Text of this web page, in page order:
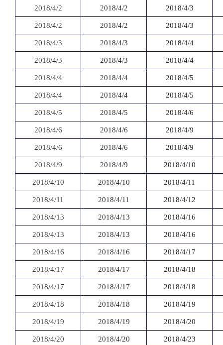
2018/4/2 2018/4/2 2018/4/3
2018/4/2 2018/4/2 2018/4/3
2018/4/3 2018/4/3 2018/4/4
2018/4/3 2018/4/3 2018/4/4
2018/4/4 2018/4/4 2018/4/5
2018/4/4 2018/4/4 2018/4/5
2018/4/5 2018/4/5 2018/4/6
2018/4/6 2018/4/6 2018/4/9
2018/4/6 2018/4/6 2018/4/9
2018/4/9 2018/4/9 2018/4/10
2018/4/10 2018/4/10 2018/4/11
2018/4/11 2018/4/11 2018/4/12
2018/4/13 2018/4/13 2018/4/16
2018/4/13 2018/4/13 2018/4/16
2018/4/16 2018/4/16 2018/4/17
2018/4/17 2018/4/17 2018/4/18
2018/4/17 2018/4/17 2018/4/18
2018/4/18 2018/4/18 2018/4/19
2018/4/19 2018/4/19 2018/4/20
2018/4/20 2018/4/20 2018/4/23